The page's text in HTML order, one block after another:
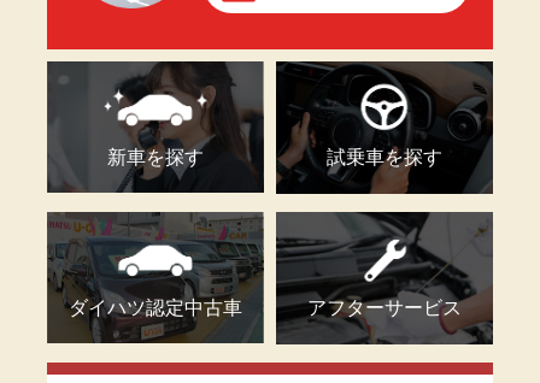
新車を探す 試乗車を探す
ダイハツ認定中古車 アフターサービス